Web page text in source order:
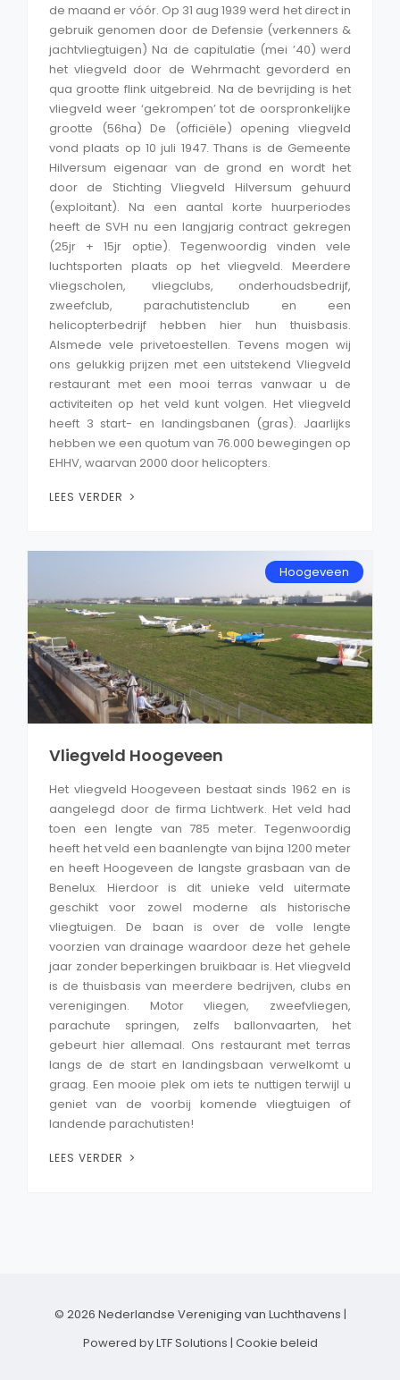
de maand er vóór. Op 31 aug 1939 werd het direct in
gebruik genomen door de Defensie (verkenners &
jachtvliegtuigen) Na de capitulatie (mei ’40) werd
het vliegveld door de Wehrmacht gevorderd en
qua grootte flink uitgebreid. Na de bevrijding is het
vliegveld weer ‘gekrompen’ tot de oorspronkelijke
grootte (56ha) De (officiële) opening vliegveld
vond plaats op 10 juli 1947. Thans is de Gemeente
Hilversum eigenaar van de grond en wordt het
door de Stichting Vliegveld Hilversum gehuurd
(exploitant). Na een aantal korte huurperiodes
heeft de SVH nu een langjarig contract gekregen
(25jr + 15jr optie). Tegenwoordig vinden vele
luchtsporten plaats op het vliegveld. Meerdere
vliegscholen, vliegclubs, onderhoudsbedrijf,
zweefclub, parachutistenclub en een
helicopterbedrijf hebben hier hun thuisbasis.
Alsmede vele privetoestellen. Tevens mogen wij
ons gelukkig prijzen met een uitstekend Vliegveld
restaurant met een mooi terras vanwaar u de
activiteiten op het veld kunt volgen. Het vliegveld
heeft 3 start- en landingsbanen (gras). Jaarlijks
hebben we een quotum van 76.000 bewegingen op
EHHV, waarvan 2000 door helicopters.
LEES VERDER
Hoogeveen
Vliegveld Hoogeveen
Het vliegveld Hoogeveen bestaat sinds 1962 en is
aangelegd door de firma Lichtwerk. Het veld had
toen een lengte van 785 meter. Tegenwoordig
heeft het veld een baanlengte van bijna 1200 meter
en heeft Hoogeveen de langste grasbaan van de
Benelux. Hierdoor is dit unieke veld uitermate
geschikt voor zowel moderne als historische
vliegtuigen. De baan is over de volle lengte
voorzien van drainage waardoor deze het gehele
jaar zonder beperkingen bruikbaar is. Het vliegveld
is de thuisbasis van meerdere bedrijven, clubs en
verenigingen. Motor vliegen, zweefvliegen,
parachute springen, zelfs ballonvaarten, het
gebeurt hier allemaal. Ons restaurant met terras
langs de de start en landingsbaan verwelkomt u
graag. Een mooie plek om iets te nuttigen terwijl u
geniet van de voorbij komende vliegtuigen of
landende parachutisten!
LEES VERDER
© 2026 Nederlandse Vereniging van Luchthavens |
Powered by LTF Solutions | Cookie beleid